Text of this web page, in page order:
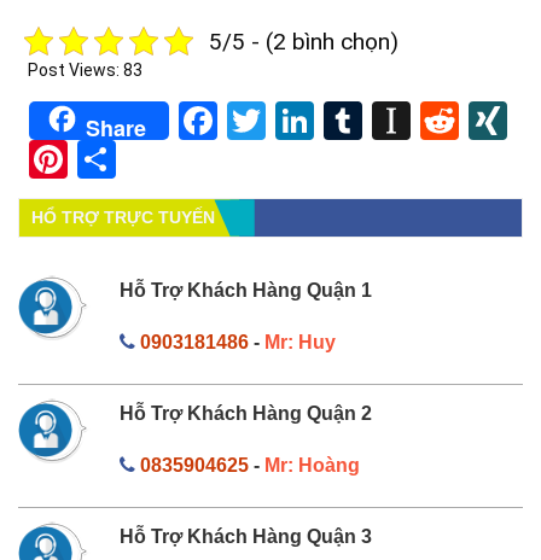
5/5 - (2 bình chọn)
Post Views: 83
Share Facebook
TwitterLinkedIn
Tumblr
Pinterest
HỔ TRỢ TRỰC TUYẾN
Hỗ Trợ Khách Hàng Quận 1
0903181486- Mr: Huy
Hỗ Trợ Khách Hàng Quận 2
0835904625- Mr: Hoàng
Hỗ Trợ Khách Hàng Quận 3